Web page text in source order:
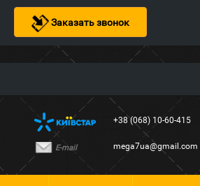
Заказать звонок
+38 (068) 10-60-415
E-mail mega7ua@gmail.com